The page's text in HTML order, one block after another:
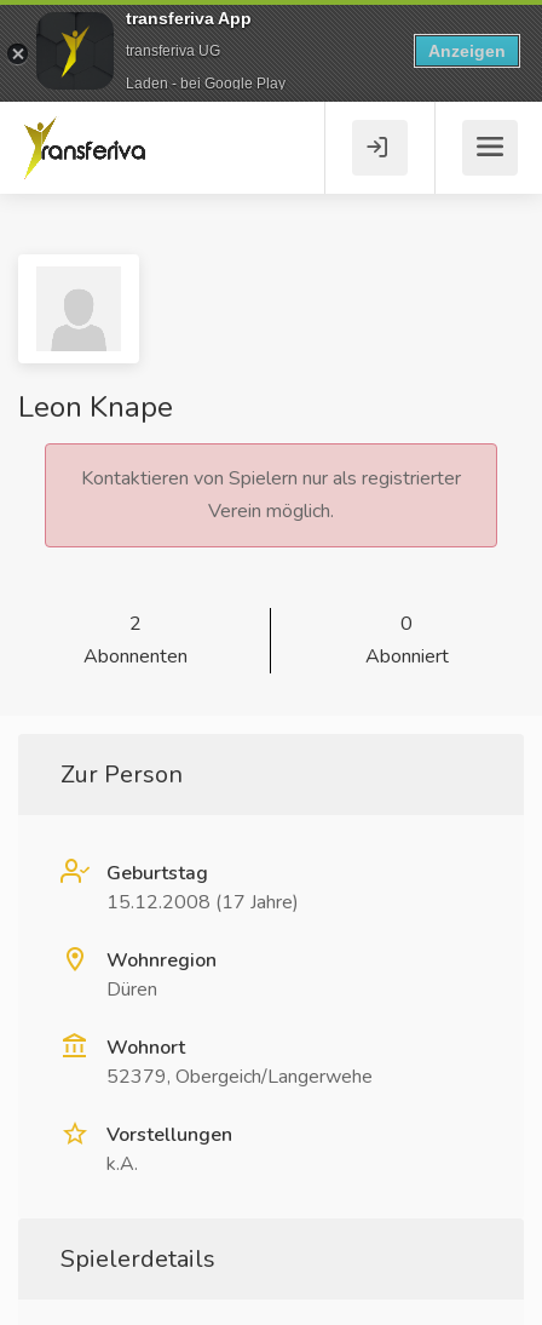
Leon Knape
Kontaktieren von Spielern nur als registrierter
Verein möglich.
2
Abonnenten
0
Abonniert
Zur Person
Geburtstag
15.12.2008 (17 Jahre)
Wohnregion
Düren
Wohnort
52379, Obergeich/Langerwehe
Vorstellungen
k.A.
Spielerdetails
transferiva App
transferiva UG
Laden - bei Google Play
Anzeigen